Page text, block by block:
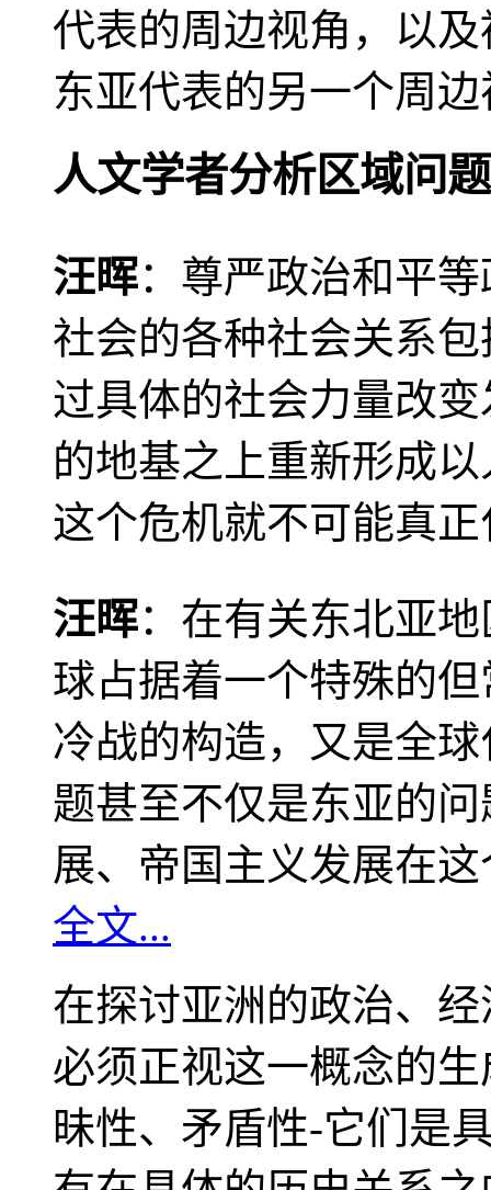
代表的周边视角，以
东亚代表的另一个周
人文学者分析区域问题
汪晖：尊严政治和平
社会的各种社会关系
过具体的社会力量改
的地基之上重新形成
这个危机就不可能真
汪晖：在有关东北亚
球占据着一个特殊的
冷战的构造，又是全
题甚至不仅是东亚的
展、帝国主义发展在
全文...
在探讨亚洲的政治、
必须正视这一概念的
昧性、矛盾性-它们是